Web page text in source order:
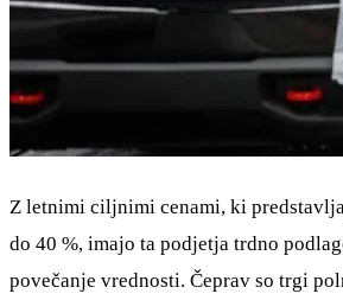
Z letnimi ciljnimi cenami, ki
do 40 %, imajo ta podjetja trdno
povečanje vrednosti. Čeprav so trgi